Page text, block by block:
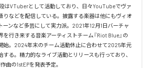
はVTuberとして活動しており、日々YouTubeでヴァ
りなどを配信している。披露する楽器は他にもヴィオ
ーンなど多芸にして実力派。2021年12月1日バーチャ
を行き来する音楽アーティストチーム『Riot Blue』の
始。2024年末のチーム活動休止に合わせて2025年元
する。精力的なライブ活動とリリースも行っており、
曲の1stEPを発表予定。